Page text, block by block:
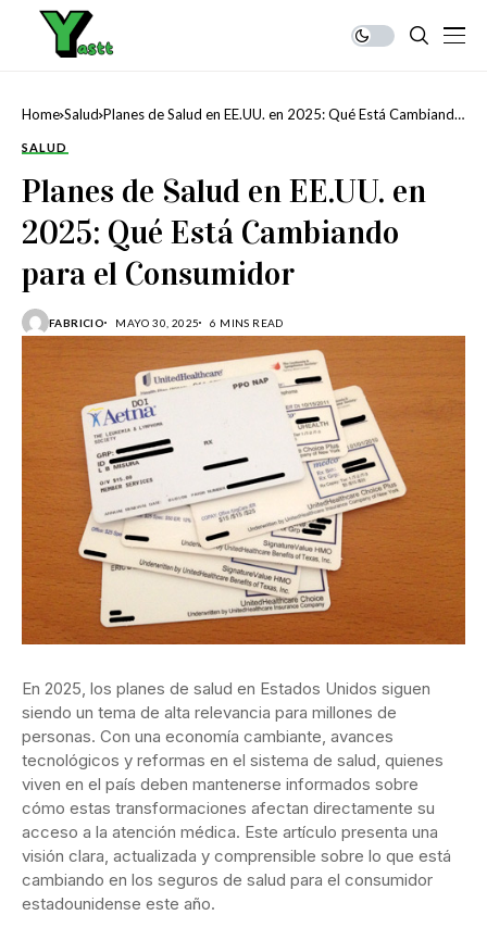
Home Salud Planes de Salud en EE.UU. en 2025: Qué Está Cambiando
SALUD
Planes de Salud en EE.UU. en
2025: Qué Está Cambiando
para el Consumidor
FABRICIO MAYO 30, 2025 6 MINS READ
En 2025, los planes de salud en Estados Unidos siguen
siendo un tema de alta relevancia para millones de
personas. Con una economía cambiante, avances
tecnológicos y reformas en el sistema de salud, quienes
viven en el país deben mantenerse informados sobre
cómo estas transformaciones afectan directamente su
acceso a la atención médica. Este artículo presenta una
visión clara, actualizada y comprensible sobre lo que está
cambiando en los seguros de salud para el consumidor
estadounidense este año.